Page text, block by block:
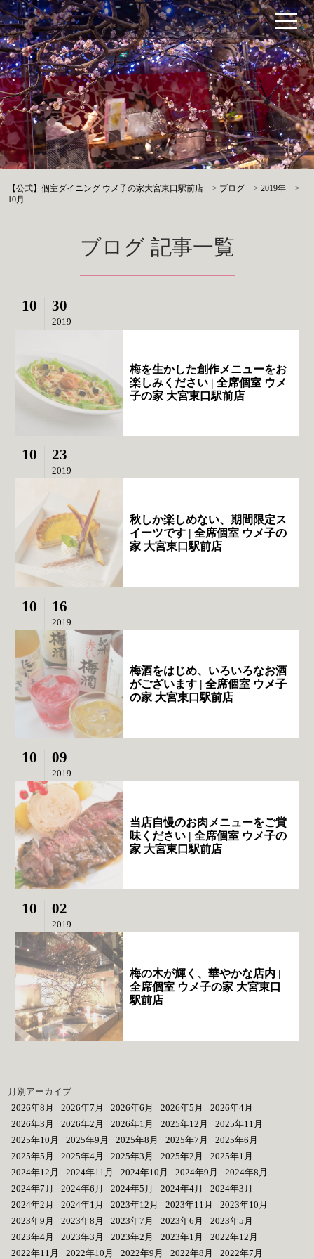
【公式】個室ダイニング ウメ子の家大宮東口駅前店 > ブログ >2019年
>
10月
ブログ 記事一覧
10 30
2019
梅を生かした創作メニューをお
楽しみください | 全席個室 ウメ
子の家 大宮東口駅前店
10 23
2019
秋しか楽しめない、期間限定ス
イーツです | 全席個室 ウメ子の
家 大宮東口駅前店
10 16
2019
梅酒をはじめ、いろいろなお酒
がございます | 全席個室 ウメ子
の家 大宮東口駅前店
10 09
2019
当店自慢のお肉メニューをご賞
味ください | 全席個室 ウメ子の
家 大宮東口駅前店
10 02
2019
梅の木が輝く、華やかな店内 |
全席個室 ウメ子の家 大宮東口
駅前店
月別アーカイブ
2026年8月
2026年7月 2026年6月 2026年5月
2026年4月
2026年3月
2026年2月 2026年1月 2025年12月
2025年11月
2025年10月
2025年9月 2025年8月 2025年7月
2025年6月
2025年5月
2025年4月 2025年3月 2025年2月
2025年1月
2024年12月
2024年11月 2024年10月 2024年9月
2024年8月
2024年7月
2024年6月 2024年5月 2024年4月
2024年3月
2024年2月
2024年1月 2023年12月 2023年11月
2023年10月
2023年9月
2023年8月 2023年7月 2023年6月
2023年5月
2023年4月
2023年3月 2023年2月 2023年1月
2022年12月
2022年11月
2022年10月 2022年9月 2022年8月 2022年7月